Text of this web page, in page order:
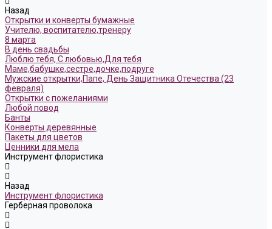
Назад
Открытки и конверты бумажные
Учителю, воспитателю,тренеру
8 марта
В день свадьбы
Люблю тебя, С любовью,Для тебя
Маме,бабушке,сестре,дочке,подруге
Мужские открытки,Папе, День Защитника Отечества (23
февраля)
Открытки с пожеланиями
Любой повод
Банты
Конверты деревянные
Пакеты для цветов
Ценники для мела
Инструмент флористика
Назад
Инструмент флористика
Герберная проволока